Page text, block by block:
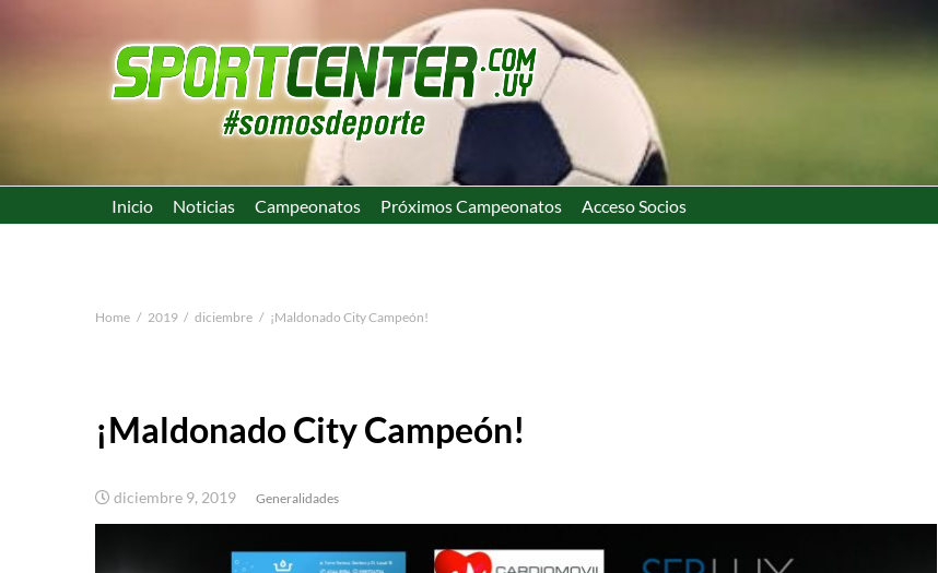
Inicio Noticias Campeonatos Próximos Campeonatos Acceso Socios
Home 2019 diciembre ¡Maldonado City Campeón!
¡Maldonado City Campeón!
diciembre 9, 2019 Generalidades